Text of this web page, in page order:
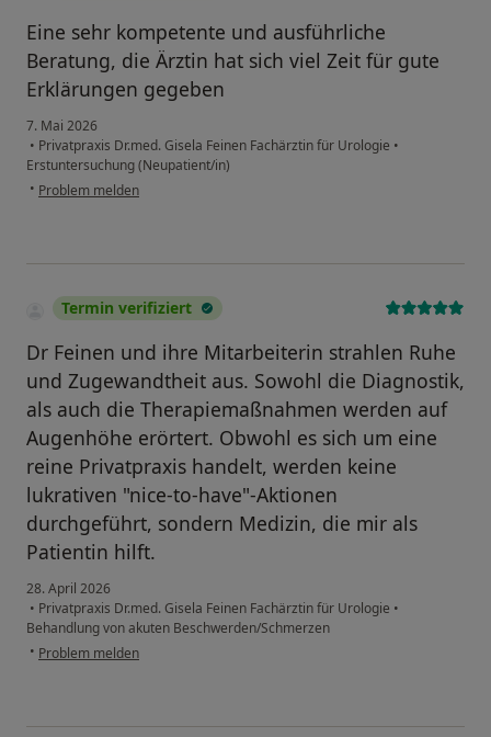
Eine sehr kompetente und ausführliche
Beratung, die Ärztin hat sich viel Zeit für gute
Erklärungen gegeben
7. Mai 2026
• Privatpraxis Dr.med. Gisela Feinen Fachärztin für Urologie •
Erstuntersuchung (Neupatient/in)
• Problem melden
Termin verifiziert
Dr Feinen und ihre Mitarbeiterin strahlen Ruhe
und Zugewandtheit aus. Sowohl die Diagnostik,
als auch die Therapiemaßnahmen werden auf
Augenhöhe erörtert. Obwohl es sich um eine
reine Privatpraxis handelt, werden keine
lukrativen "nice-to-have"-Aktionen
durchgeführt, sondern Medizin, die mir als
Patientin hilft.
28. April 2026
• Privatpraxis Dr.med. Gisela Feinen Fachärztin für Urologie •
Behandlung von akuten Beschwerden/Schmerzen
• Problem melden